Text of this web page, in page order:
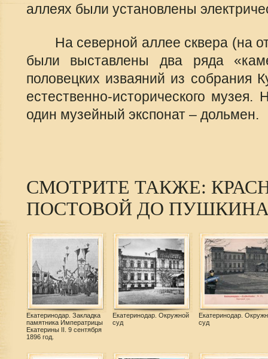
аллеях были установлены
На северной аллее сквера (на
были выставлены два ряда
половецких изваяний из собрания
естественно-исторического
один музейный экспонат – дольмен.
СМОТРИТЕ ТАКЖЕ:
ПОСТОВОЙ ДО
Екатеринодар. Закладка
памятника Императрицы
Екатерины II. 9 сентября
1896 год.
Екатеринодар. Окружной
суд
Екатеринодар.
суд